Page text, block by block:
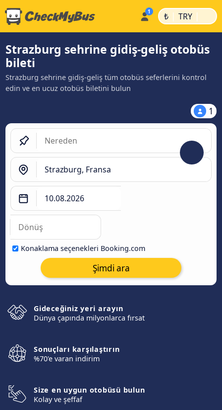
₺ | TRY |
Strazburg sehrine gidiş-geliş otobüs
bileti
Strazburg sehrine gidiş-geliş tüm otobüs seferlerini kontrol
edin ve en ucuz otobüs biletini bulun
1
Konaklama seçenekleri Booking.com
Şimdi ara
Gideceğiniz yeri arayın
Dünya çapında milyonlarca fırsat
Sonuçları karşılaştırın
%70'e varan indirim
Size en uygun otobüsü bulun
Kolay ve şeffaf